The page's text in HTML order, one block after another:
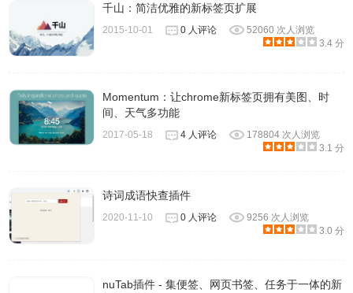
千山：简洁优雅的新标签页扩展
2015-10-01 0 人评论
52060 次人浏览
3.4 分
Momentum：让chrome新标签页拥有美图、时
间、天气多功能
2017-05-18 4 人评论
178804 次人浏览
3.1 分
诗词成语快查插件
2020-11-10 0 人评论
9256 次人浏览
3.0 分
nuTab插件 - 集便签、网页书签、任务于一体的新